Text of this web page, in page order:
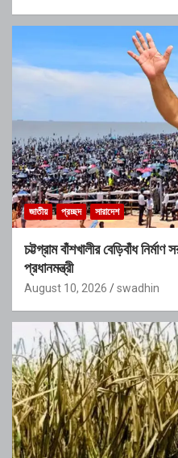
জাতীয় প্রচ্ছদ সারাদেশ
চট্টগ্রাম বাঁশখালীর বেড়িবাঁধ
প্রধানমন্ত্রী
August 10, 2026 swadhin